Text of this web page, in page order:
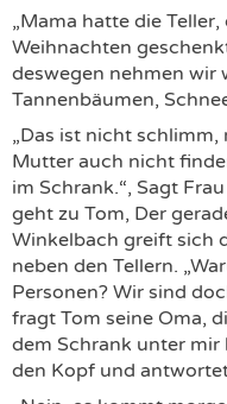
„Mama hatte die
Weihnachten
deswegen nehmen wir
Tannenbäumen,
„Das ist nicht
Mutter auch nicht
im Schrank.“, Sagt
geht zu Tom, Der
Winkelbach greift sich
neben den Tellern.
Personen? Wir sind
fragt Tom seine Oma,
dem Schrank unter
den Kopf und